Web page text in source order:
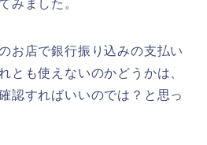
みました。
お店で銀行振り込みの支払い
とも使えないのかどうかは、
認すればいいのでは？と思っ